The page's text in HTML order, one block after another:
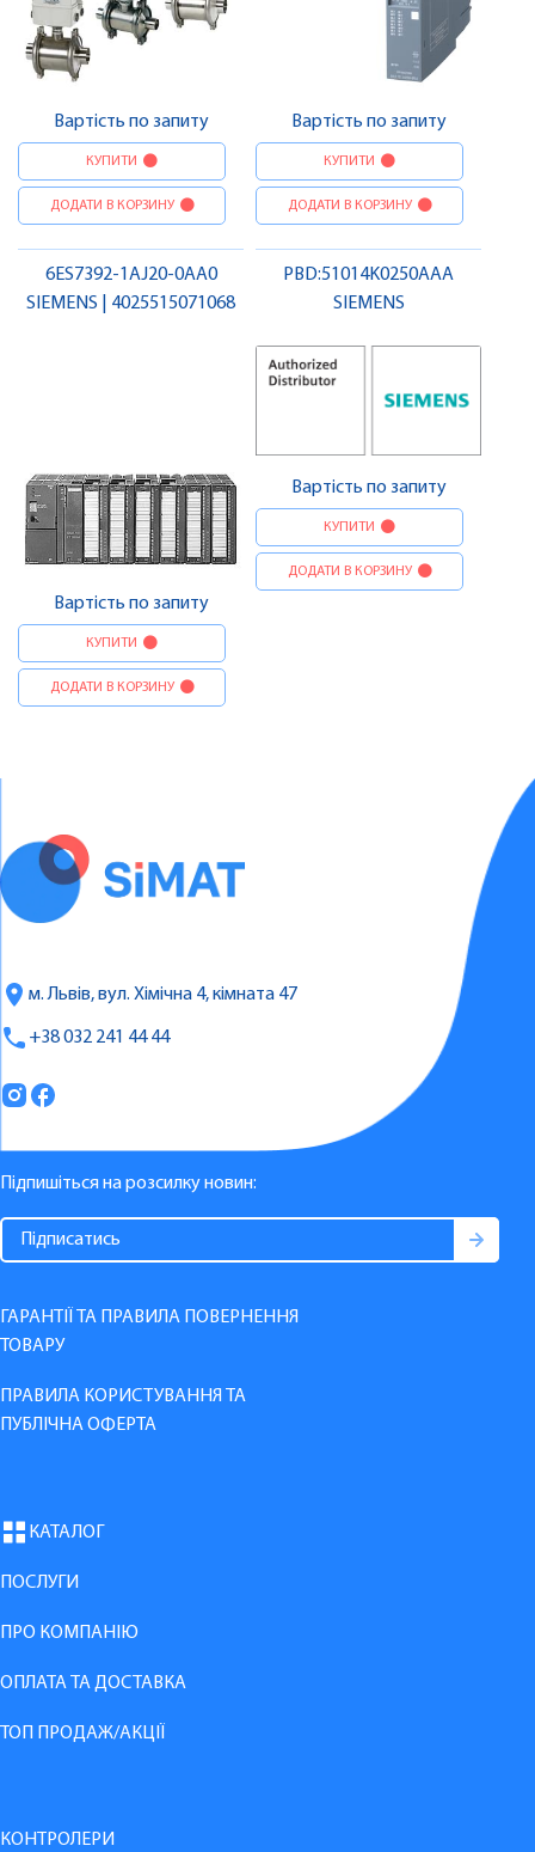
Вартість по запиту
КУПИТИ
ДОДАТИ В КОРЗИНУ
Вартість по запиту
КУПИТИ
ДОДАТИ В КОРЗИНУ
6ES7392-1AJ20-0AA0
SIEMENS | 4025515071068
Вартість по запиту
КУПИТИ
ДОДАТИ В КОРЗИНУ
PBD:51014K0250AAA
SIEMENS
Вартість по запиту
КУПИТИ
ДОДАТИ В КОРЗИНУ
м. Львів, вул. Хімічна 4, кімната 47
+38 032 241 44 44
Підпишіться на розсилку новин:
ГАРАНТІЇ ТА ПРАВИЛА ПОВЕРНЕННЯ
ТОВАРУ
ПРАВИЛА КОРИСТУВАННЯ ТА
ПУБЛІЧНА ОФЕРТА
КАТАЛОГ
ПОСЛУГИ
ПРО КОМПАНІЮ
ОПЛАТА ТА ДОСТАВКА
ТОП ПРОДАЖ/АКЦІЇ
КОНТРОЛЕРИ